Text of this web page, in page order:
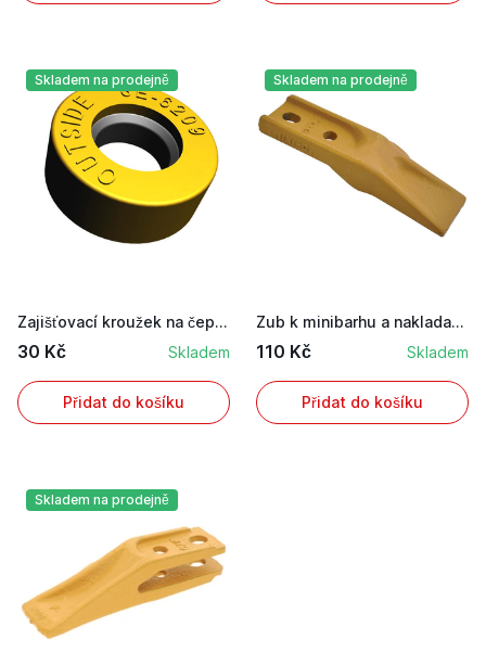
Skladem na prodejně
Zajišťovací kroužek na čep pro zajištění zubu l...
30 Kč Skladem
Přidat do košíku
Skladem na prodejně
Zub k minibarhu a nakladači k našroubování o ce...
110 Kč Skladem
Přidat do košíku
Skladem na prodejně